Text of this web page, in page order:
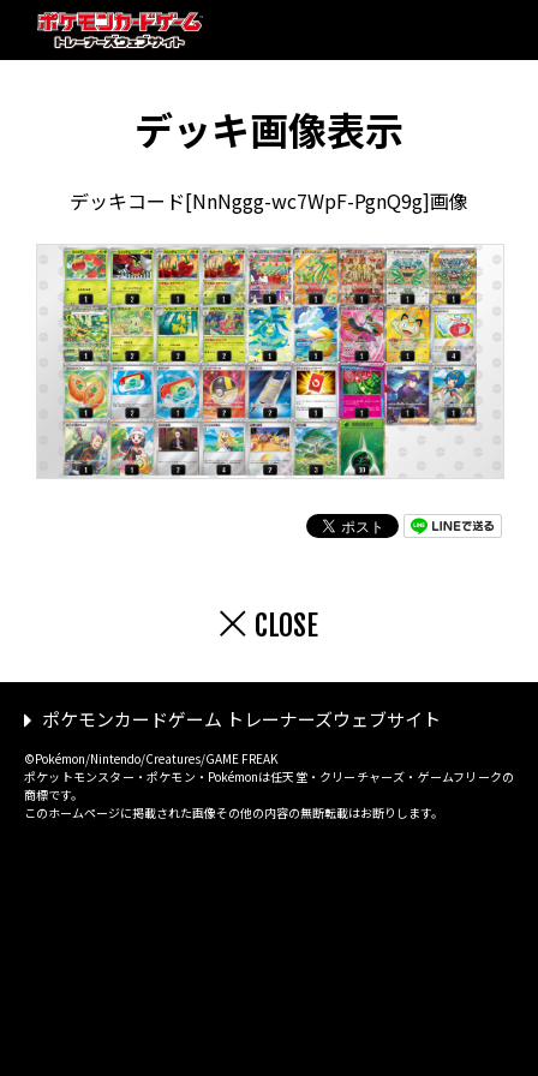
デッキ画像表示
デッキコード[NnNggg-wc7WpF-PgnQ9g]画像
CLOSE
ポケモンカードゲーム トレーナーズウェブサイト
©Pokémon/Nintendo/Creatures/GAME FREAK
ポケットモンスター・ポケモン・Pokémonは任天堂・クリーチャーズ・ゲームフリークの
商標です。
このホームページに掲載された画像その他の内容の無断転載はお断りします。